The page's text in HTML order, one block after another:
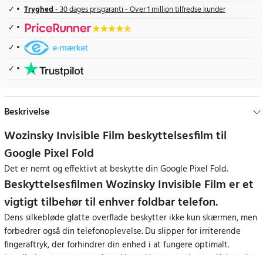
Tryghed- 30 dages prisgaranti - Over 1 million tilfredse kunder
Beskrivelse
Wozinsky Invisible Film beskyttelsesfilm til
Google Pixel Fold
Det er nemt og effektivt at beskytte din Google Pixel Fold.
Beskyttelsesfilmen Wozinsky Invisible Film er et
vigtigt tilbehør til enhver foldbar telefon.
Dens silkebløde glatte overflade beskytter ikke kun skærmen, men
forbedrer også din telefonoplevelse. Du slipper for irriterende
fingeraftryk, der forhindrer din enhed i at fungere optimalt.